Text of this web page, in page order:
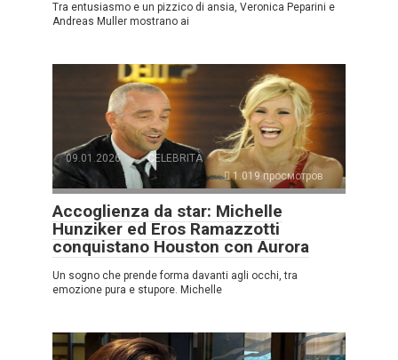
Tra entusiasmo e un pizzico di ansia, Veronica Peparini e
Andreas Muller mostrano ai
09.01.2026
CELEBRITÀ
1.019 просмотров
Accoglienza da star: Michelle
Hunziker ed Eros Ramazzotti
conquistano Houston con Aurora
Un sogno che prende forma davanti agli occhi, tra
emozione pura e stupore. Michelle